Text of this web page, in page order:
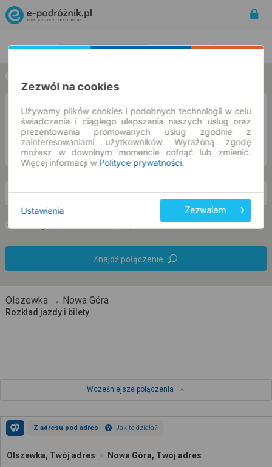
Z
DO
so. 8 sie. -- : --
Znajdź połączenie
Olszewka → Nowa Góra
Rozkład jazdy i bilety
Wcześniejsze połączenia
Z adresu pod adres Jak to działa?
Olszewka, Twój adres Nowa Góra, Twój adres
Zezwól na cookies
Używamy plików cookies i podobnych technologii w celu
świadczenia i ciągłego ulepszania naszych usług oraz
prezentowania promowanych usług zgodnie z
zainteresowaniami użytkowników. Wyrażoną zgodę
możesz w dowolnym momencie cofnąć lub zmienić.
Więcej informacji w Polityce prywatności.
Ustawienia Zezwalam